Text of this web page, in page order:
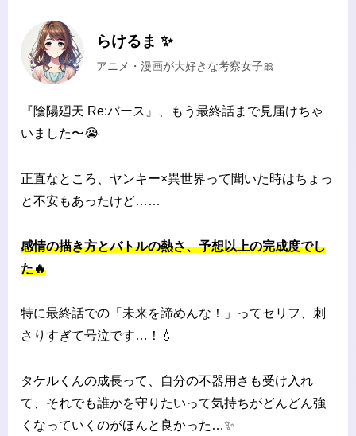
らけるま ✨
アニメ・漫画が大好きな考察女子🎀
『陰陽廻天 Re:バース』、もう最終話まで見届けちゃ
いました〜😭
正直なところ、ヤンキー×異世界って聞いた時はちょっ
と不安もあったけど……
感情の描き方とバトルの熱さ、予想以上の完成度でし
た🔥
特に最終話での「未来を諦めんな！」ってセリフ、刺
さりすぎて号泣です…！💧
タケルくんの成長って、自分の不器用さも受け入れ
て、それでも誰かを守りたいって気持ちがどんどん強
くなっていくのがほんと良かった…✨